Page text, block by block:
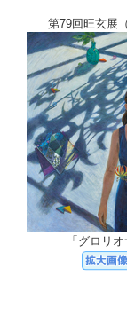
第79回旺玄展
「グロリ